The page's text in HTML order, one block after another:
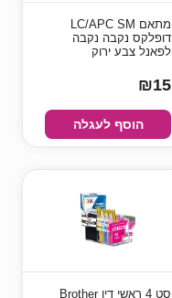
מתאם LC/APC SM
דופלקס נקבה נקבה
לפאנל צבע ירוק
₪15
הוסף לעגלה
סט 4 ראשי דיו Brother